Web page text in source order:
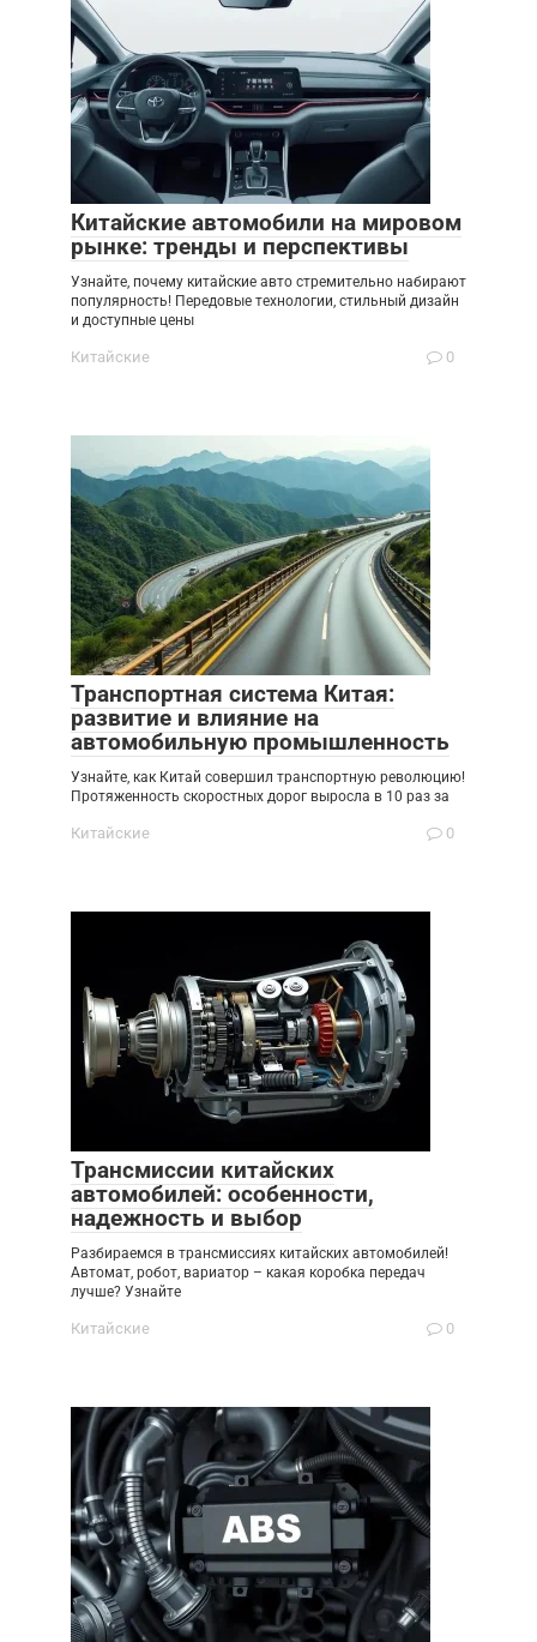
Китайские автомобили на мировом
рынке: тренды и перспективы
Узнайте, почему китайские авто стремительно набирают
популярность! Передовые технологии, стильный дизайн
и доступные цены
Китайские 0
Транспортная система Китая:
развитие и влияние на
автомобильную промышленность
Узнайте, как Китай совершил транспортную революцию!
Протяженность скоростных дорог выросла в 10 раз за
Китайские 0
Трансмиссии китайских
автомобилей: особенности,
надежность и выбор
Разбираемся в трансмиссиях китайских автомобилей!
Автомат, робот, вариатор – какая коробка передач
лучше? Узнайте
Китайские 0